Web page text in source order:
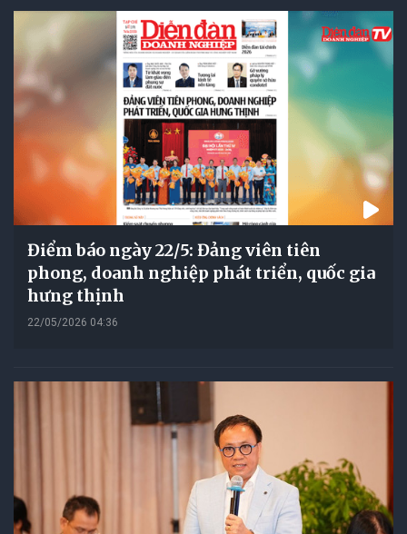
Điểm báo ngày 22/5: Đảng viên tiên
phong, doanh nghiệp phát triển, quốc gia
hưng thịnh
22/05/2026 04:36